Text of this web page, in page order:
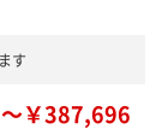
す
￥387,696